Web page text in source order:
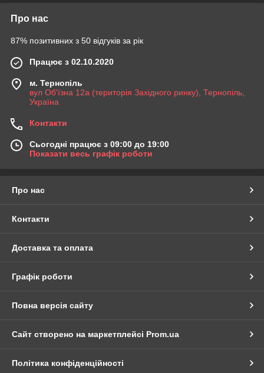
Про нас
87% позитивних з 50 відгуків за рік
Працює з 02.10.2020
м. Тернопіль
вул Об'їзна 12а (територія Західного ринку), Тернопіль,
Україна
Контакти
Сьогодні працює з 09:00 до 19:00
Показати весь графік роботи
Про нас
Контакти
Доставка та оплата
Графік роботи
Повна версія сайту
Сайт створено на маркетплейсі Prom.ua
Політика конфіденційності